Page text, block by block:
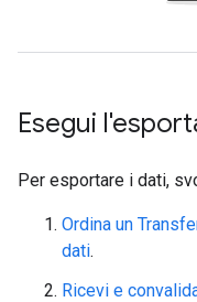
Esegui
Per esportare i dati,
Ordina un
dati.
Ricevi e